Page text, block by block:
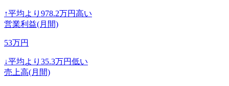
↑平均より 978.2万円高い
営業利益(月間)
53万円
↓平均より 35.3万円低い
売上高(月間)